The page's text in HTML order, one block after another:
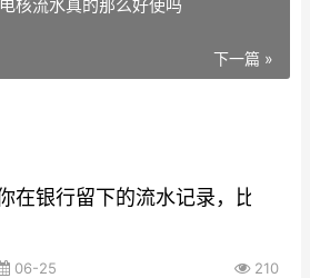
核流水真的那么好使吗
下一篇 »
在银行留下的流水记录，比你想
06-25 210